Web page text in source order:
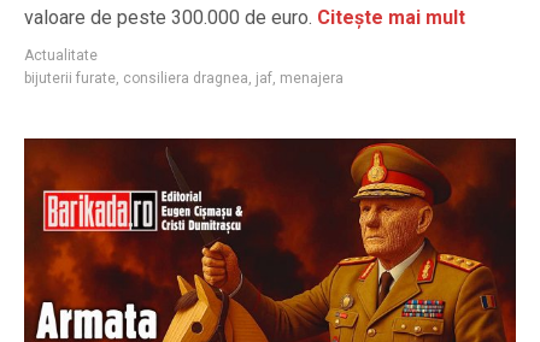
valoare de peste 300.000 de euro. Citește mai mult
Actualitate
bijuterii furate, consiliera dragnea, jaf, menajera